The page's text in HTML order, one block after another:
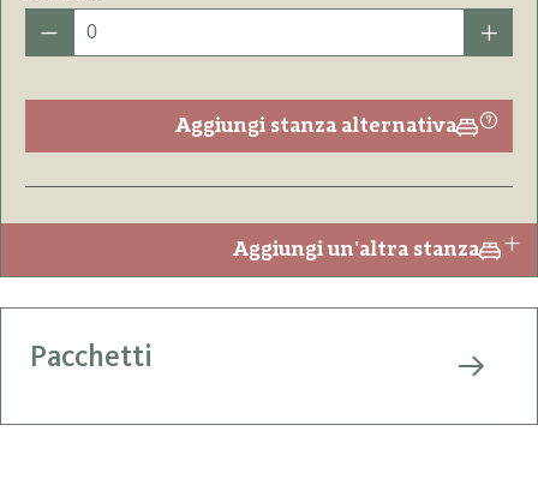
Aggiungi stanza alternativa
Aggiungi un'altra stanza
Pacchetti